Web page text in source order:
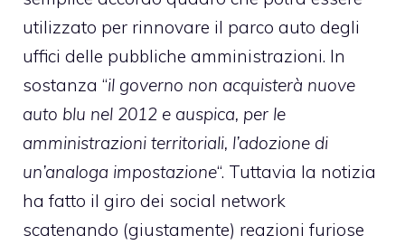
utilizzato per rinnovare il parco auto degli
uffici delle pubbliche amministrazioni. In
sostanza “il governo non acquisterà nuove
auto blu nel 2012 e auspica, per le
amministrazioni territoriali, l’adozione di
un’analoga impostazione“. Tuttavia la notizia
ha fatto il giro dei social network
scatenando (giustamente) reazioni furiose